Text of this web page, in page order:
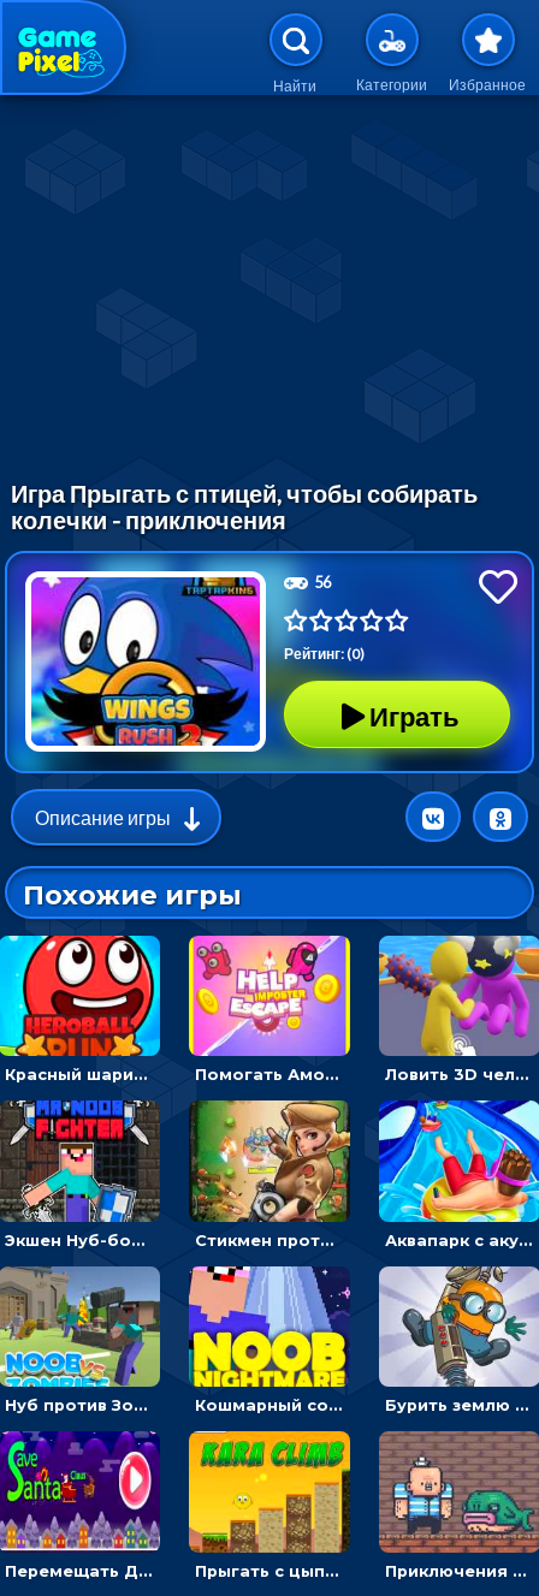
Перейти к основному
Найти Категории Избранное
Игра Прыгать с птицей, чтобы собирать
колечки - приключения
56
Рейтинг: (0)
Играть
Описание игры
Похожие игры
Красный шарик-герой в бегах: прыгать, чтобы избегать препятствий Помогать Амонг Ас бежать из комнаты через преграды - приключения Ловить 3D человечком своего цвета и собирать драгоценности - гиперказуалка
Экшен Нуб-боец: прыгать через препятствия или бить врагов мечом Стикмен против Зомби: стрелять в зомби и развивать воина Аквапарк с акулами: жми, чтобы лететь к финишу по волнам
Нуб против Зомби: направлять линию на врага и бить молотом Кошмарный сон Нуба: балансируй, чтобы выжить Бурить землю с миньоном, чтобы собирать ископаемые - приключения
Перемещать Деда Мороза с оленями, чтобы стрелять по снеговикам - приключения Прыгать с цыпленком по столбикам вверх, чтобы собирать время - гиперказуальные Приключения Пиратские бомбы: собирать взрывчатку, пока не поднялась вода